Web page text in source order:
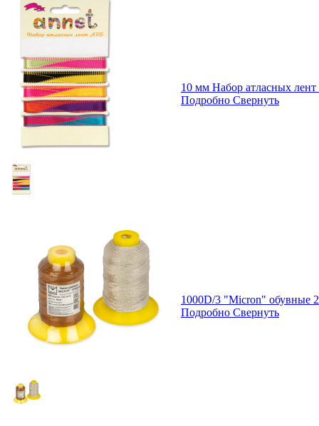
10 мм Набор атласных
Подробно Свернуть
1000D/3 "Micron" обувные
Подробно Свернуть